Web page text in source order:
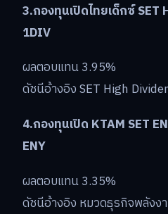
3.กองทุนเปิดไทยเด็กซ์ SET
1DIV
ผลตอบแทน 3.95%
ดัชนีอ้างอิง SET High
4.กองทุนเปิด KTAM SET
ENY
ผลตอบแทน 3.35%
ดัชนีอ้างอิง หมวดธุรกิจพลังง